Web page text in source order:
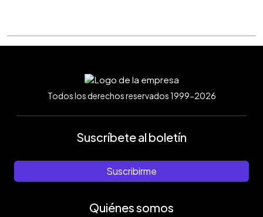
Todos los derechos reservados 1999-2026
Suscríbete al boletín
Suscribirme
Quiénes somos